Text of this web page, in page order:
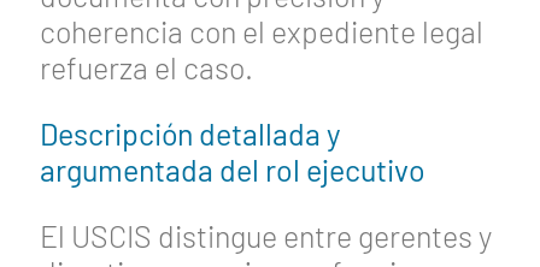
coherencia con el expediente legal
refuerza el caso.
Descripción detallada y
argumentada del rol ejecutivo
El USCIS distingue entre gerentes y